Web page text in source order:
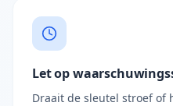
Let op
Draait de sleutel stroef of